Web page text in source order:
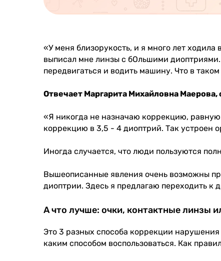
«У меня близорукость, и я много лет
выписал мне линзы с бОльшими диоптриями.
передвигаться и водить машину. Что в
Отвечает Маргарита Михайловна
«Я никогда не назначаю коррекцию,
коррекцию в 3,5 - 4 диоптрий. Так устроен
Иногда случается, что люди пользуются
Вышеописанные явления очень возможны
диоптрии. Здесь я предлагаю переходить к
А что лучше: очки, контактные линзы
Это 3 разных способа коррекции
каким способом воспользоваться. Как